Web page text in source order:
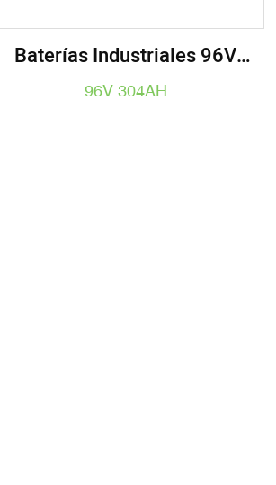
Baterías Industriales 96V
304AH Para Camión Eléctrico
96V 304AH